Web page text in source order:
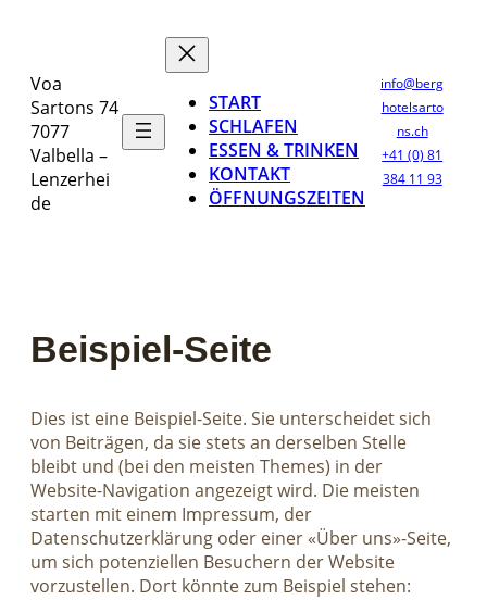
Voa
Sartons 74
7077
Valbella –
Lenzerhei
de
START
SCHLAFEN
ESSEN & TRINKEN
KONTAKT
ÖFFNUNGSZEITEN
info@berg
hotelsarto
ns.ch
+41 (0) 81
384 11 93
Beispiel-Seite
Dies ist eine Beispiel-Seite. Sie unterscheidet sich
von Beiträgen, da sie stets an derselben Stelle
bleibt und (bei den meisten Themes) in der
Website-Navigation angezeigt wird. Die meisten
starten mit einem Impressum, der
Datenschutzerklärung oder einer «Über uns»-Seite,
um sich potenziellen Besuchern der Website
vorzustellen. Dort könnte zum Beispiel stehen: